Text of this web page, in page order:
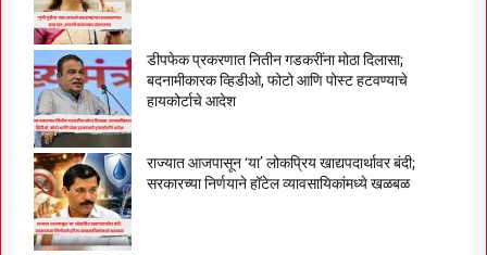
डीपफेक प्रकरणात नितीन गडकरींना मोठा दिलासा;
बदनामीकारक व्हिडीओ, फोटो आणि पोस्ट हटवण्याचे
हायकोर्टाचे आदेश
राज्यात आजपासून ‘या’ लोकप्रिय खाद्यपदार्थावर बंदी;
सरकारच्या निर्णयाने हॉटेल व्यावसायिकांमध्ये खळबळ